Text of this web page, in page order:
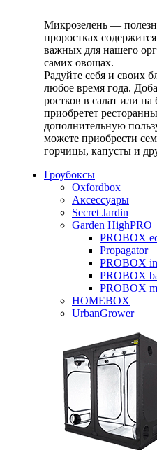
Микрозелень —
проростках
важных для нашего
самих овощах.
Радуйте себя и своих
любое время года.
ростков в салат или
приобретет
дополнительную
можете приобрести
горчицы, капусты и
Гроубоксы
Oxfordbox
Аксессуары
Secret Jardin
Garden HighPRO
PROBOX
Propagator
PROBOX
PROBOX
PROBOX
HOMEBOX
UrbanGrower